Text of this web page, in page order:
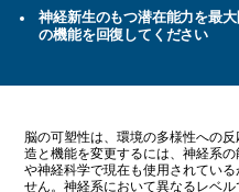
神経新生のもつ潜在能力を最
の機能を回復してください
脳の可塑性は、環境の多様性への
造と機能を変更するには、神経系
や神経科学で現在も使用されてい
せん。神経系において異なるレベ